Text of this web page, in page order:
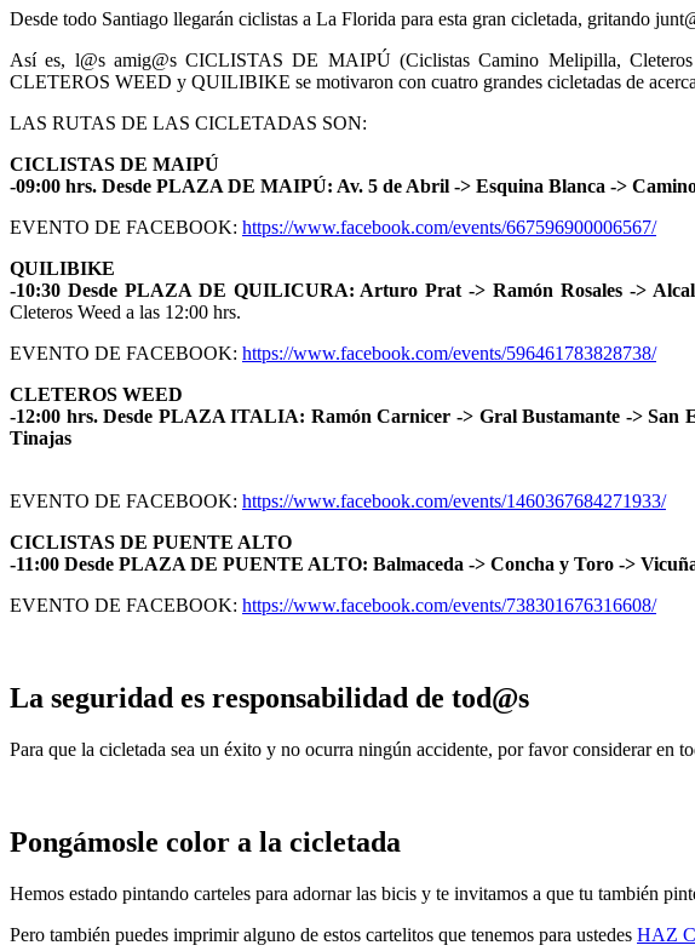
Desde todo Santiago llegarán ciclistas a La Florida para esta gran cicletada,
Así es, l@s amig@s CICLISTAS DE MAIPÚ (Ciclistas Camino Melipilla,
CLETEROS WEED y QUILIBIKE se motivaron con cuatro grandes cicletadas de
LAS RUTAS DE LAS CICLETADAS SON:
CICLISTAS DE MAIPÚ
-09:00 hrs. Desde PLAZA DE MAIPÚ: Av. 5 de Abril -> Esquina Blanca ->
EVENTO DE FACEBOOK: https://www.facebook.com/events/667596900006567/
QUILIBIKE
-10:30 Desde PLAZA DE QUILICURA: Arturo Prat -> Ramón Rosales ->
Cleteros Weed a las 12:00 hrs.
EVENTO DE FACEBOOK: https://www.facebook.com/events/596461783828738/
CLETEROS WEED
-12:00 hrs. Desde PLAZA ITALIA: Ramón Carnicer -> Gral Bustamante -> San
Tinajas
EVENTO DE FACEBOOK: https://www.facebook.com/events/1460367684271933/
CICLISTAS DE PUENTE ALTO
-11:00 Desde PLAZA DE PUENTE ALTO: Balmaceda -> Concha y Toro ->
EVENTO DE FACEBOOK: https://www.facebook.com/events/738301676316608/
La seguridad es responsabilidad de tod@s
Para que la cicletada sea un éxito y no ocurra ningún accidente, por favor considerar en
Pongámosle color a la cicletada
Hemos estado pintando carteles para adornar las bicis y te invitamos a que tu también
Pero también puedes imprimir alguno de estos cartelitos que tenemos para ustedes HAZ